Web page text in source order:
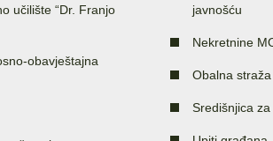
učilište “Dr. Franjo
obavještajna
javnošću
Nekretnine
Obalna
Središnjica